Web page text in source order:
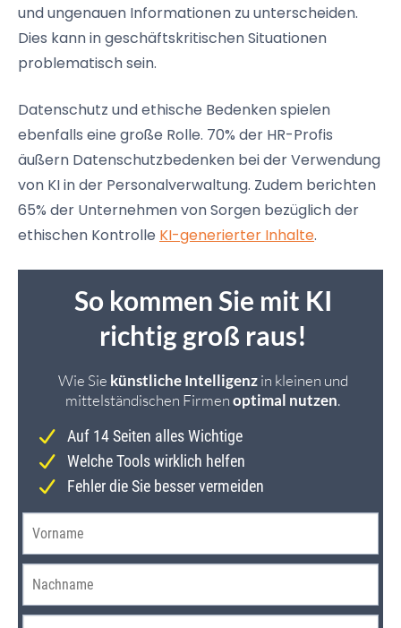
und ungenauen Informationen zu unterscheiden.
Dies kann in geschäftskritischen Situationen
problematisch sein.
Datenschutz und ethische Bedenken spielen
ebenfalls eine große Rolle. 70% der HR-Profis
äußern Datenschutzbedenken bei der Verwendung
von KI in der Personalverwaltung. Zudem berichten
65% der Unternehmen von Sorgen bezüglich der
ethischen Kontrolle KI-generierter Inhalte.